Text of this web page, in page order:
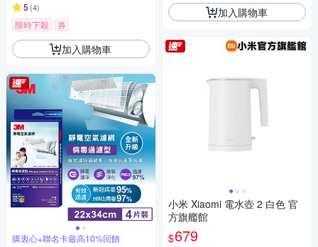
5 (4)
限時下殺 券
加入購物車
購衷心+聯名卡最高10%回饋
加入購物車
小米 Xiaomi 電水壺 2 白色 官
方旗艦館
$679